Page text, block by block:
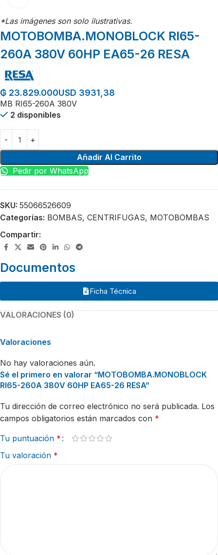
*Las imágenes son solo ilustrativas.
MOTOBOMBA.MONOBLOCK RI65-
260A 380V 60HP EA65-26 RESA
₲ 23.829.000USD 3931,38
MB RI65-260A 380V
2 disponibles
Añadir Al Carrito
Pedir por WhatsApp
SKU: 55066526609
Categorías: BOMBAS, CENTRIFUGAS, MOTOBOMBAS
Compartir:
Documentos
Ficha Técnica
VALORACIONES (0)
Valoraciones
No hay valoraciones aún.
Sé el primero en valorar “MOTOBOMBA.MONOBLOCK
RI65-260A 380V 60HP EA65-26 RESA”
Tu dirección de correo electrónico no será publicada. Los
campos obligatorios están marcados con *
Tu puntuación *
Tu valoración *